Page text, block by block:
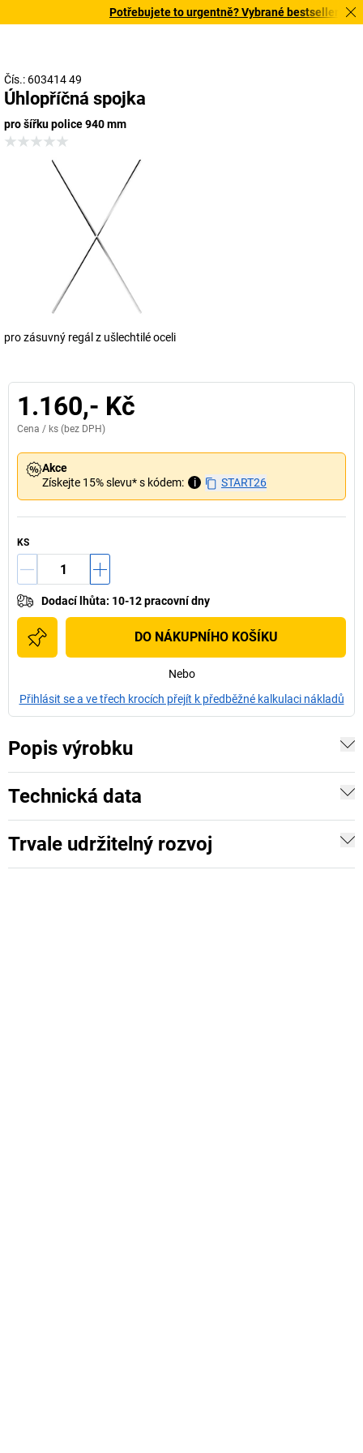
Potřebujete to urgentně? Vybrané bestsellery
Čís.: 603414 49
Úhlopříčná spojka
pro šířku police 940 mm
pro zásuvný regál z ušlechtilé oceli
1.160,- Kč
Cena / ks (bez DPH)
Akce
Získejte 15% slevu* s kódem:
i START26
KS
Dodací lhůta: 10-12 pracovní dny
DO NÁKUPNÍHO KOŠÍKU
Nebo
Přihlásit se a ve třech krocích přejít k předběžné kalkulaci nákladů
Popis výrobku
Technická data
Trvale udržitelný rozvoj